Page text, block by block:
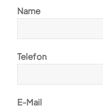
Name
Telefon
E-Mail